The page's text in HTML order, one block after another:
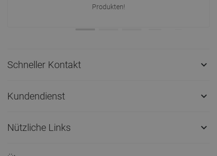
Produkten!
Schneller Kontakt 
Kundendienst 
Nützliche Links 